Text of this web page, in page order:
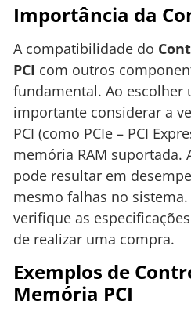
Importância da
A compatibilidade do
PCI com outros
fundamental. Ao escolher
importante considerar a
PCI (como PCIe – PCI
memória RAM suportada.
pode resultar em
mesmo falhas no
verifique as
de realizar uma compra.
Exemplos de
Memória PCI